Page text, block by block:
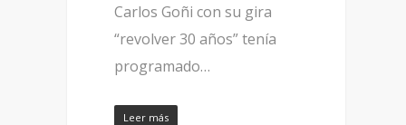
Carlos Goñi con su gira
“revolver 30 años” tenía
programado…
Leer más